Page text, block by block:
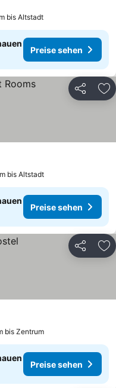
bis Altstadt
Preise sehen
Teilen
bis Altstadt
Preise sehen
Teilen
bis Zentrum
Preise sehen